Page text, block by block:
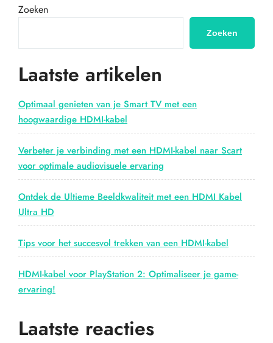
weten
HDMI-
en
Zoeken
Zoeken
Laatste artikelen
Optimaal genieten van je Smart TV met een
hoogwaardige HDMI-kabel
Verbeter je verbinding met een HDMI-kabel naar Scart
voor optimale audiovisuele ervaring
Ontdek de Ultieme Beeldkwaliteit met een HDMI Kabel
Ultra HD
Tips voor het succesvol trekken van een HDMI-kabel
HDMI-kabel voor PlayStation 2: Optimaliseer je game-
ervaring!
Laatste reacties